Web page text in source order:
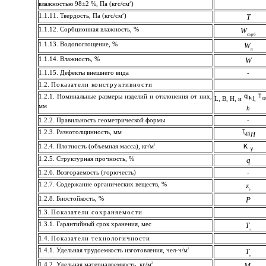
влажностью 98±2 %, Па (кгс/см2)
1.1.11. Твердость, Па (кгс/см2) Т
1.1.12. Сорбционная влажность, % Wсорб
1.1.13. Водопоглощение, % Wп
1.1.14. Влажность, % W
1.1.15. Дефекты внешнего вида
-
1.2. Показатели конструктивности
1.2.1. Номинальные размеры изделий и отклонения от них,
мм
L, B, H, и l,
h
1.2.2. Правильность геометрической формы
-
1.2.3. Разнотолщинность, мм
H
1.2.4. Плотность (объемная масса), кг/м3
1.2.5. Структурная прочность, % q
1.2.6. Возгораемость (горючесть)
-
1.2.7. Содержание органических веществ, %
z0
1.2.8. Биостойкость, % Р
1.3. Показатели сохраняемости
1.3.1. Гарантийный срок хранения, мес
Тх
1.4. Показатели технологичности
1.4.1. Удельная трудоемкость изготовления, чел-ч/м2 Тн
1.4.2. Удельная материалоемкость, кг/м2